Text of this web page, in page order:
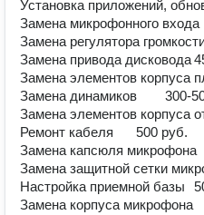
Установка приложений,
Замена микрофонного входа	250 руб.
Замена регулятора громкости и пр.
Замена привода дисковода	450 руб.
Замена элементов корпуса плеера
Замена динамиков	300-500 руб.
Замена элементов корпуса	от 300 руб.
Ремонт кабеля	500 руб.
Замена капсюля микрофона	300 руб.
Замена защитной сетки микрофона
Настройка приемной базы	500 руб.